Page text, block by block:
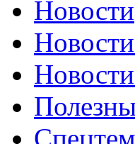
Новости